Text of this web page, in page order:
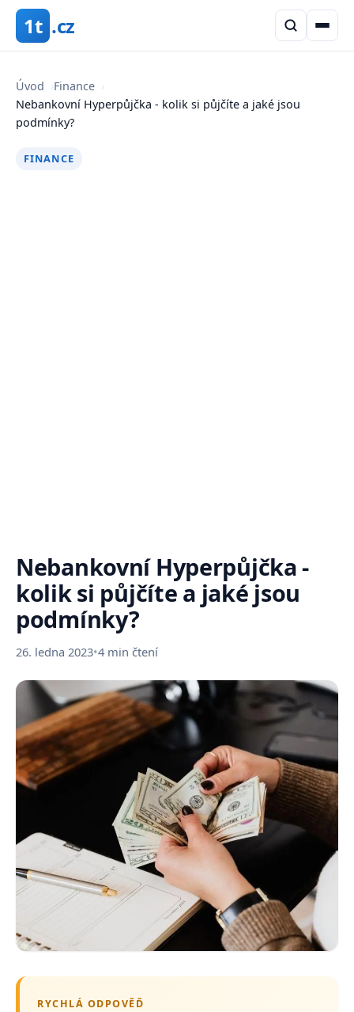
1t .cz
Úvod ›Finance ›
Nebankovní Hyperpůjčka - kolik si půjčíte a jaké jsou
podmínky?
FINANCE
Nebankovní Hyperpůjčka -
kolik si půjčíte a jaké jsou
podmínky?
26. ledna 2023•4 min čtení
RYCHLÁ ODPOVĚĎ